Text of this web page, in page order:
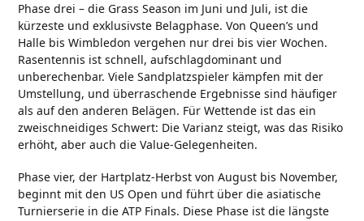
Phase drei – die Grass Season im Juni und Juli, ist die
kürzeste und exklusivste Belagphase. Von Queen’s und
Halle bis Wimbledon vergehen nur drei bis vier Wochen.
Rasentennis ist schnell, aufschlagdominant und
unberechenbar. Viele Sandplatzspieler kämpfen mit der
Umstellung, und überraschende Ergebnisse sind häufiger
als auf den anderen Belägen. Für Wettende ist das ein
zweischneidiges Schwert: Die Varianz steigt, was das Risiko
erhöht, aber auch die Value-Gelegenheiten.
Phase vier, der Hartplatz-Herbst von August bis November,
beginnt mit den US Open und führt über die asiatische
Turnierserie in die ATP Finals. Diese Phase ist die längste